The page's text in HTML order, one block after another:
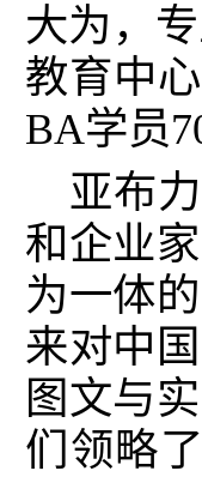
大为，
教育中
BA学员
亚布
和企业
为一体
来对中
图文与
们领略